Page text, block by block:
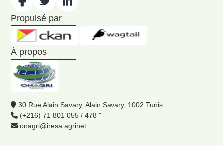
Propulsé par
À propos
30 Rue Alain Savary, Alain Savary, 1002 Tunis
(+216) 71 801 055 / 478 "
onagri@iresa.agrinet